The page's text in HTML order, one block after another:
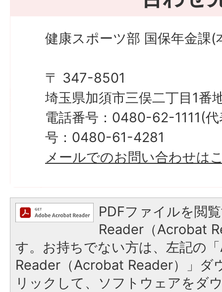
健康スポーツ部 国保年金課(
〒 347-8501
埼玉県加須市三俣二丁目1番
電話番号：0480-62-1111(
号：0480-61-4281
メールでのお問い合わせは
PDFファイルを閲
Reader（Acrobat
す。お持ちでない方は、左記の
Reader（Acrobat Reader）」ダ
リックして、ソフトウェアをダ